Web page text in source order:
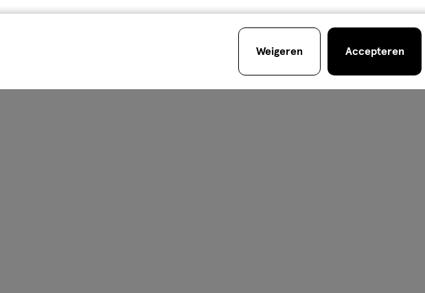
Weigeren Accepteren